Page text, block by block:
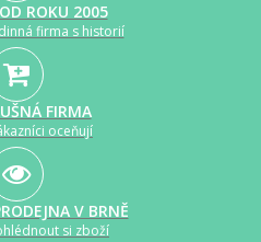
ROKU 2005
firma s historií
FIRMA
oceňují
V BRNĚ
si zboží